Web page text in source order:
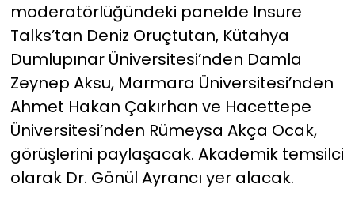
moderatörlüğündeki panelde Insure
Talks’tan Deniz Oruçtutan, Kütahya
Dumlupınar Üniversitesi’nden Damla
Zeynep Aksu, Marmara Üniversitesi’nden
Ahmet Hakan Çakırhan ve Hacettepe
Üniversitesi’nden Rümeysa Akça Ocak,
görüşlerini paylaşacak. Akademik temsilci
olarak Dr. Gönül Ayrancı yer alacak.